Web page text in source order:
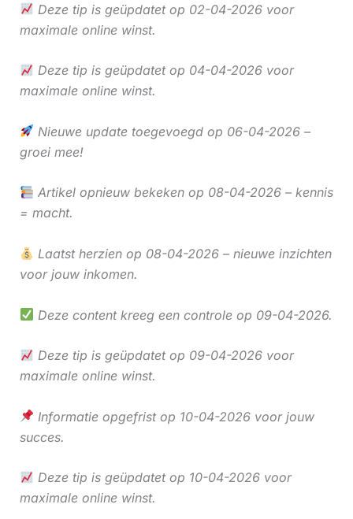
Deze tip is geüpdatet op 02-04-2026 voor
maximale online winst.
Deze tip is geüpdatet op 04-04-2026 voor
maximale online winst.
Nieuwe update toegevoegd op 06-04-2026 –
groei mee!
Artikel opnieuw bekeken op 08-04-2026 – kennis
= macht.
Laatst herzien op 08-04-2026 – nieuwe inzichten
voor jouw inkomen.
Deze content kreeg een controle op 09-04-2026.
Deze tip is geüpdatet op 09-04-2026 voor
maximale online winst.
Informatie opgefrist op 10-04-2026 voor jouw
succes.
Deze tip is geüpdatet op 10-04-2026 voor
maximale online winst.